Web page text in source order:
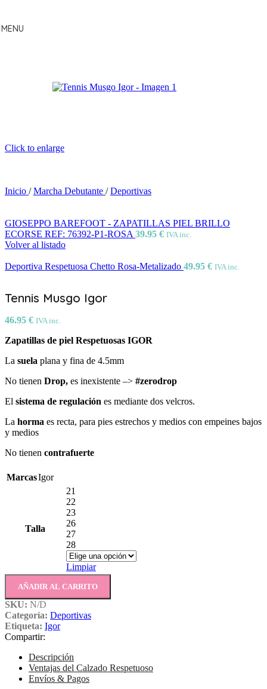
MENU
Click to enlarge
Inicio / Marcha Debutante / Deportivas
GIOSEPPO BAREFOOT - ZAPATILLAS PIEL BRILLO
ECORSE REF: 76392-P1-ROSA 39.95 € IVA inc.
Volver al listado
Deportiva Respetuosa Chetto Rosa-Metalizado 49.95 € IVA inc.
Tennis Musgo Igor
46.95 € IVA inc.
Zapatillas de piel Respetuosas IGOR
La suela plana y fina de 4.5mm
No tienen Drop, es inexistente –> #zerodrop
El sistema de regulación es mediante dos velcros.
La horma es recta, para pies estrechos y medios con empeines bajos
y medios
No tienen contrafuerte
MarcasIgor
Talla
21
22
23
26
27
28
Limpiar
AÑADIR AL CARRITO
SKU: N/D
Categoría: Deportivas
Etiqueta: Igor
Compartir:
Descripción
Ventajas del Calzado Respetuoso
Envíos & Pagos